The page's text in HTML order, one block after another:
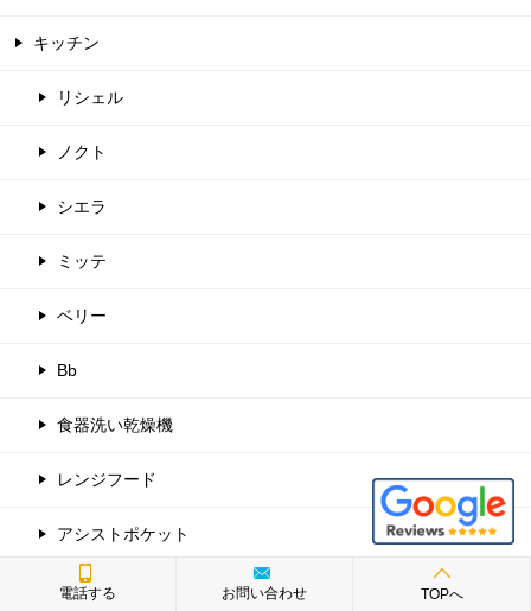
キッチン
リシェル
ノクト
シエラ
ミッテ
ベリー
Bb
食器洗い乾燥機
レンジフード
アシストポケット
アレスタ
電話する お問い合わせ TOPへ